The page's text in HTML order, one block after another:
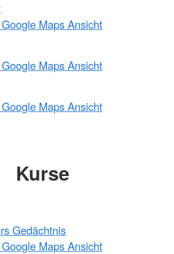
Maps Ansicht
Maps Ansicht
Maps Ansicht
Kurse
Gedächtnis
Maps Ansicht